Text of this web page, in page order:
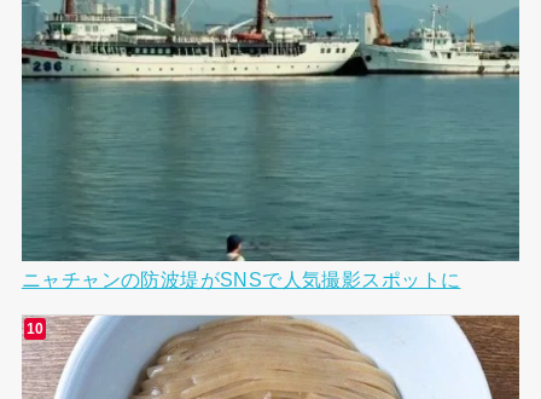
ニャチャンの防波堤がSNSで人気撮影スポットに